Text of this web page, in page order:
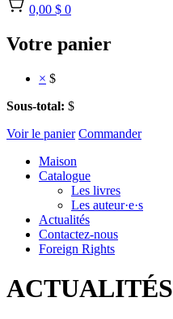
0,00 $ 0
Votre panier
× $
Sous-total: $
Voir le panier Commander
Maison
Catalogue
Les livres
Les auteur·e·s
Actualités
Contactez-nous
Foreign Rights
ACTUALITÉS